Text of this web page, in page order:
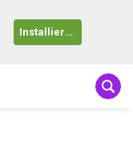
Installieren